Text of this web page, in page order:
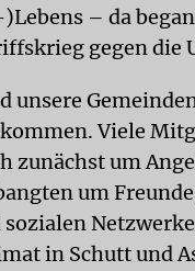
– da
gegen die
unsere
Viele
zunächst um
um
in Schutt und